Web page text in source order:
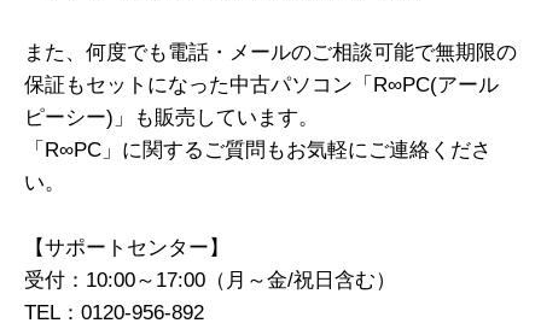
また、何度でも電話・メールのご相談可能で無期限の
保証もセットになった中古パソコン「R∞PC(アール
ピーシー)」も販売しています。
「R∞PC」に関するご質問もお気軽にご連絡くださ
い。
【サポートセンター】
受付：10:00～17:00（月～金/祝日含む）
TEL：0120-956-892